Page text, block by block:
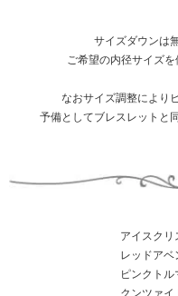
サイズダウンは
ご希望の内径サイズを
なおサイズ調整により
予備としてブレスレットと
アイス
レッドア
ピンク
クンツ